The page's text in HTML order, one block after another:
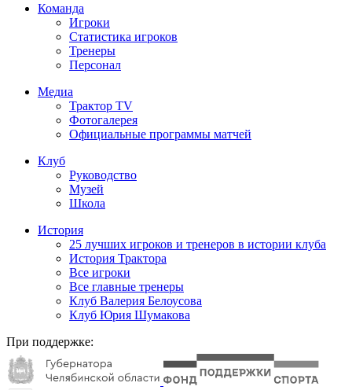
Команда
Игроки
Статистика игроков
Тренеры
Персонал
Медиа
Трактор TV
Фотогалерея
Официальные программы матчей
Клуб
Руководство
Музей
Школа
История
25 лучших игроков и тренеров в истории клуба
История Трактора
Все игроки
Все главные тренеры
Клуб Валерия Белоусова
Клуб Юрия Шумакова
При поддержке: